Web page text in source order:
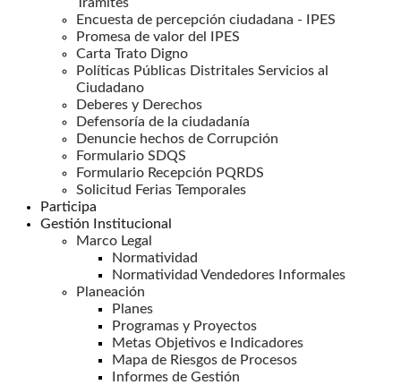
Encuesta de percepción ciudadana - IPES
Promesa de valor del IPES
Carta Trato Digno
Políticas Públicas Distritales Servicios al
Ciudadano
Deberes y Derechos
Defensoría de la ciudadanía
Denuncie hechos de Corrupción
Formulario SDQS
Formulario Recepción PQRDS
Solicitud Ferias Temporales
Participa
Gestión Institucional
Marco Legal
Normatividad
Normatividad Vendedores Informales
Planeación
Planes
Programas y Proyectos
Metas Objetivos e Indicadores
Mapa de Riesgos de Procesos
Informes de Gestión